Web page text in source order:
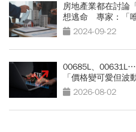
房地產業都在討論
想逃命 專家：「
2024-09-22
00685L、
「價格變可愛但
2026-08-02